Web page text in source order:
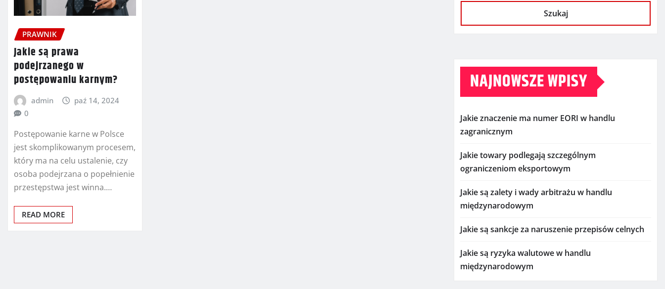
PRAWNIK
Jakie są prawa
podejrzanego w
postępowaniu karnym?
admin
paź 14, 2024
0
Postępowanie karne w Polsce
jest skomplikowanym procesem,
który ma na celu ustalenie, czy
osoba podejrzana o popełnienie
przestępstwa jest winna.…
READ MORE
Szukaj
NAJNOWSZE WPISY
Jakie znaczenie ma numer EORI w handlu
zagranicznym
Jakie towary podlegają szczególnym
ograniczeniom eksportowym
Jakie są zalety i wady arbitrażu w handlu
międzynarodowym
Jakie są sankcje za naruszenie przepisów celnych
Jakie są ryzyka walutowe w handlu
międzynarodowym